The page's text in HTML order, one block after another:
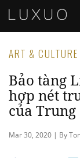
ART & CULTURE
Bảo tàng
hợp nét
của Trung
Mar 30, 2020 | By